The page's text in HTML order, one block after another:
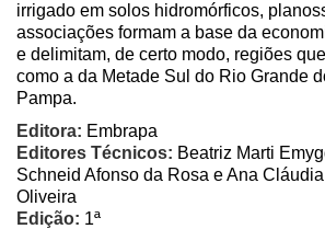
irrigado em solos hidromórficos,
associações formam a base da
e delimitam, de certo modo, regiões
como a da Metade Sul do Rio Grande
Pampa.
Editora: Embrapa
Editores Técnicos: Beatriz Marti
Schneid Afonso da Rosa e Ana
Oliveira
Edição: 1ª